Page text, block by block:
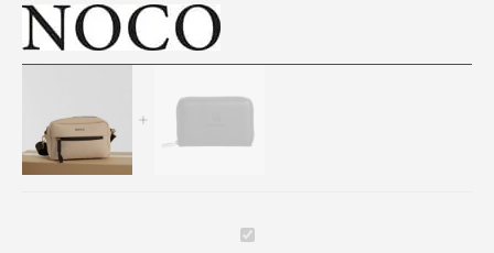
Bandolera
neopreno
Noco
precio
original
Marrón
Chocolate
cantidad